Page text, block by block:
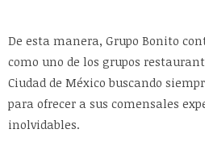
De esta manera, Grupo Bonito
como uno de los grupos
Ciudad de México buscando
para ofrecer a sus comensales
inolvidables.